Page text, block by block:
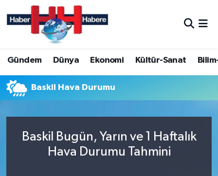
Gündem Dünya Ekonomi Kültür-Sanat
Baskil Hava Durumu
Baskil Bugün, Yarın ve 1 Haftalık
Hava Durumu Tahmini
Hava Durumu
Trafik Durumu
Süper Lig Puan Durumu ve Fikstür
Son Dakika Haberleri